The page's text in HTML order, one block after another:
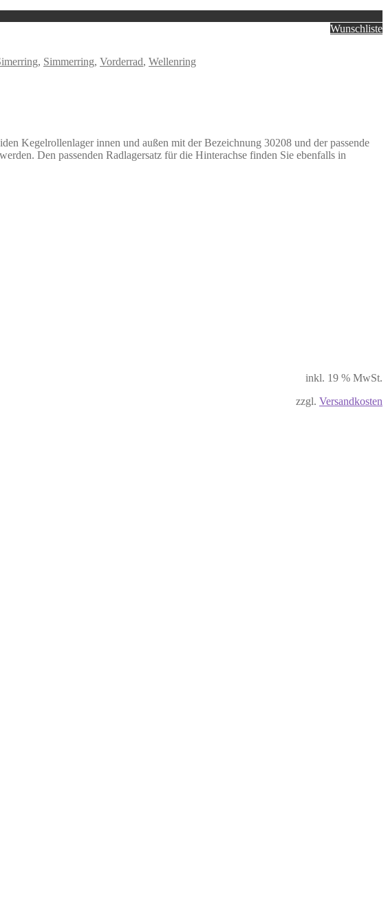
Wunschliste
, Simmerring, Vorderrad, Wellenring
Kegelrollenlager innen und außen mit der Bezeichnung 30208 und der passende
Den passenden Radlagersatz für die Hinterachse finden Sie ebenfalls in
inkl. 19 % MwSt.
zzgl. Versandkosten